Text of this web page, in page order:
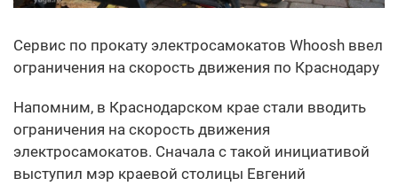
Сервис по прокату электросамокатов Whoosh ввел
ограничения на скорость движения по Краснодару
Напомним, в Краснодарском крае стали вводить
ограничения на скорость движения
электросамокатов. Сначала с такой инициативой
выступил мэр краевой столицы Евгений